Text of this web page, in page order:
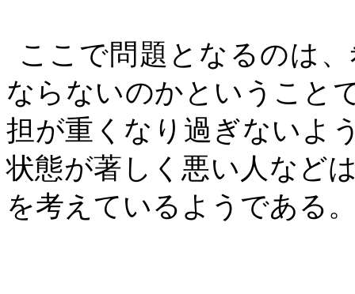
ここで問題となるのは
ならないのかということ
担が重くなり過ぎないよ
状態が著しく悪い人など
を考えているようである